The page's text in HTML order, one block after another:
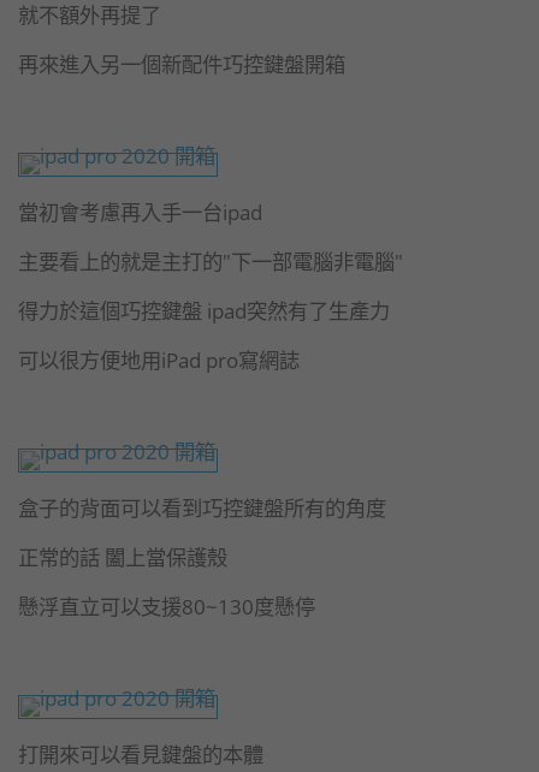
就不額外再提了
再來進入另一個新配件巧控鍵盤開箱
當初會考慮再入手一台ipad
主要看上的就是主打的"下一部電腦非電腦"
得力於這個巧控鍵盤 ipad突然有了生產力
可以很方便地用iPad pro寫網誌
盒子的背面可以看到巧控鍵盤所有的角度
正常的話 闔上當保護殼
懸浮直立可以支援80~130度懸停
打開來可以看見鍵盤的本體